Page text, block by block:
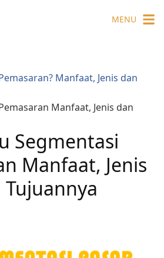
MENU
Manfaat, Jenis dan
Manfaat, Jenis dan
Segmentasi
Manfaat, Jenis
Tujuannya